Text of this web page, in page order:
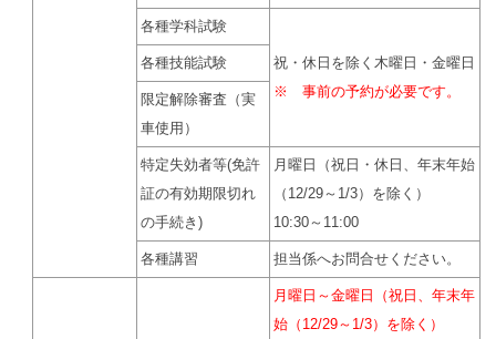
各種学科試験
祝・休日を除く木曜日・金曜日
※ 事前の予約が必要です。
各種技能試験
限定解除審査（実
車使用）
特定失効者等(免許
証の有効期限切れ
の手続き)
月曜日（祝日・休日、年末年始
（12/29～1/3）を除く）
10:30～11:00
各種講習 担当係へお問合せください。
月曜日～金曜日（祝日、年末年
始（12/29～1/3）を除く）